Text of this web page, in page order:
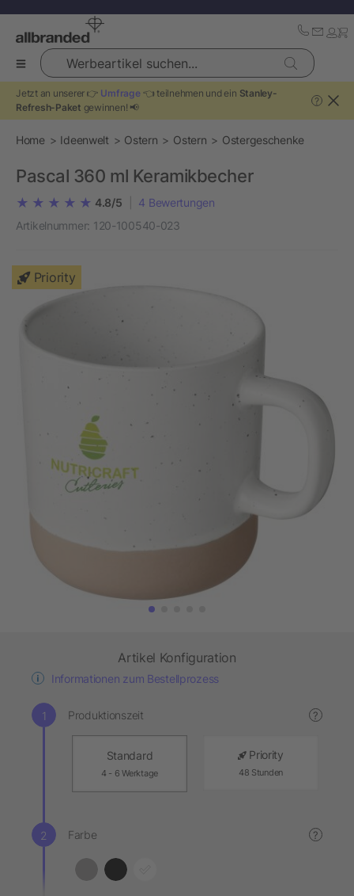
Werbeartikel suchen...
Jetzt an unserer 👉 Umfrage👈 teilnehmen und ein Stanley-
Refresh-Paket gewinnen! 📢
?
Home Ideenwelt Ostern Ostern Ostergeschenke
Pascal 360 ml Keramikbecher
4.8/5 4 Bewertungen
Artikelnummer: 120-100540-023
Priority
Artikel Konfiguration
Informationen zum Bestellprozess
Produktionszeit ?
Standard
4 - 6 Werktage
Priority
48 Stunden
Farbe ?